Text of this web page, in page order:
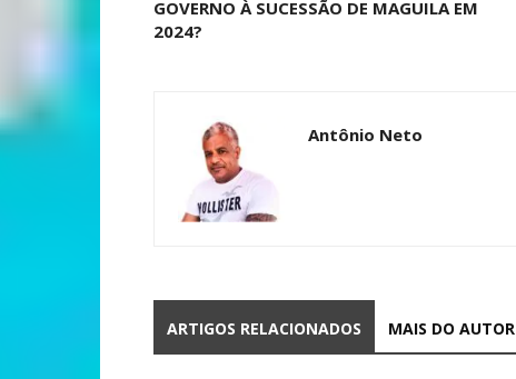
GOVERNO À SUCESSÃO DE MAGUILA EM
2024?
Antônio Neto
ARTIGOS RELACIONADOS MAIS DO AUTOR